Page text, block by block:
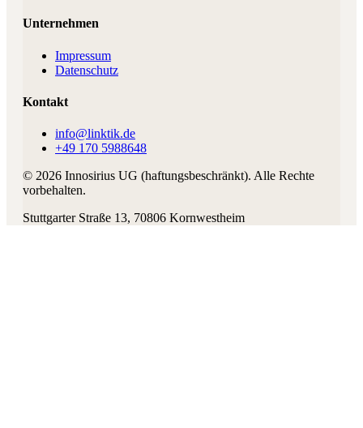
Unternehmen
Impressum
Datenschutz
Kontakt
info@linktik.de
+49 170 5988648
© 2026 Innosirius UG (haftungsbeschränkt). Alle Rechte
vorbehalten.
Stuttgarter Straße 13, 70806 Kornwestheim